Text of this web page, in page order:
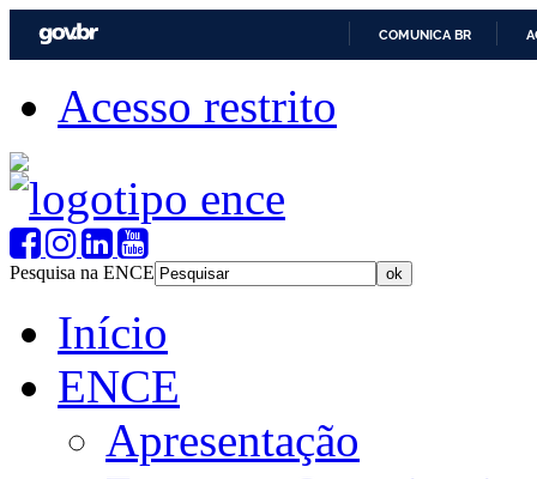
COMUNICA BR
Acesso restrito
Pesquisa na ENCE
Início
ENCE
Apresentação